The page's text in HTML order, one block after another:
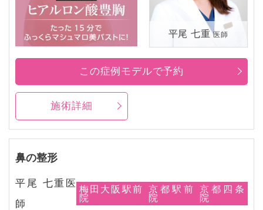
平尾 七重 医師
施術詳細
この症例モデルで予約
鼻の整形
平尾 七重医
師
梅田大阪駅前
院
京都駅前
院
京都四条
院